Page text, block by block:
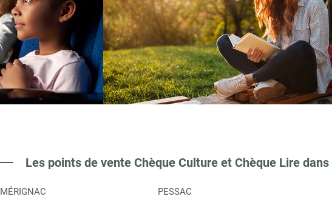
Les points de vente Chèque Culture et Chèque Lire
MÉRIGNAC PESSAC